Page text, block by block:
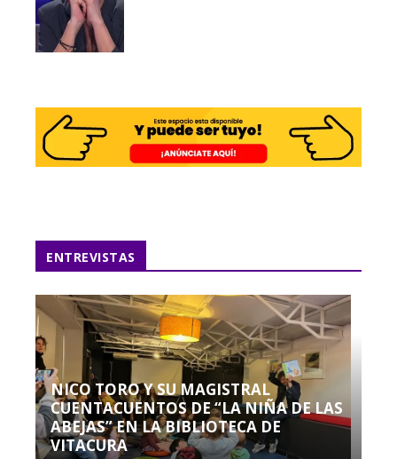
ENTREVISTAS
NICO TORO Y SU MAGISTRAL
CUENTACUENTOS DE “LA NIÑA DE LAS
ABEJAS” EN LA BIBLIOTECA DE
VITACURA